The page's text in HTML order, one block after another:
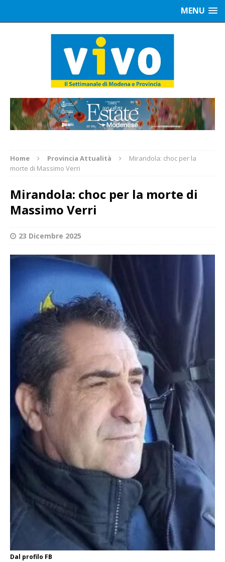
MENU
Home Provincia Attualità
Mirandola: choc per la
morte di Massimo Verri
Mirandola: choc per la morte di
Massimo Verri
23 Dicembre 2025
Dal profilo FB